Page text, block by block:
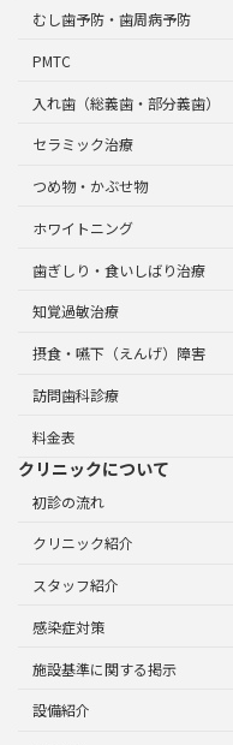
むし歯予防・歯周病予防
PMTC
入れ歯（総義歯・部分義歯）
セラミック治療
つめ物・かぶせ物
ホワイトニング
歯ぎしり・食いしばり治療
知覚過敏治療
摂食・嚥下（えんげ）障害
訪問歯科診療
料金表
クリニックについて
初診の流れ
クリニック紹介
スタッフ紹介
感染症対策
施設基準に関する掲示
設備紹介